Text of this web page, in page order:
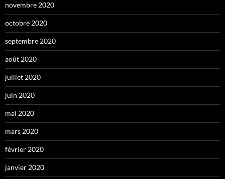
novembre 2020
octobre 2020
septembre 2020
août 2020
juillet 2020
juin 2020
mai 2020
mars 2020
février 2020
janvier 2020